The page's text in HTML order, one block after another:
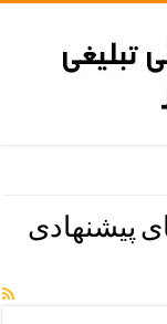
پیشنهادی